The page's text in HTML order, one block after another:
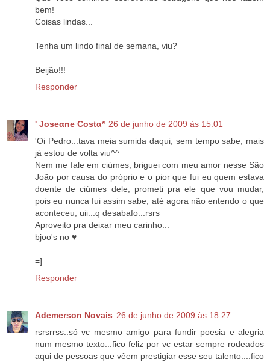
bem!
Coisas lindas...
Tenha um lindo final de semana, viu?
Beijão!!!
Responder
' Joseαne Costα* 26 de junho de 2009 às 15:01
'Oi Pedro...tava meia sumida daqui, sem tempo sabe, mais
já estou de volta viu^^
Nem me fale em ciúmes, briguei com meu amor nesse São
João por causa do próprio e o pior que fui eu quem estava
doente de ciúmes dele, prometi pra ele que vou mudar,
pois eu nunca fui assim sabe, até agora não entendo o que
aconteceu, uii...q desabafo...rsrs
Aproveito pra deixar meu carinho...
bjoo's no ♥
=]
Responder
Ademerson Novais 26 de junho de 2009 às 18:27
rsrsrrss..só vc mesmo amigo para fundir poesia e alegria
num mesmo texto...fico feliz por vc estar sempre rodeados
aqui de pessoas que vêem prestigiar esse seu talento....fico